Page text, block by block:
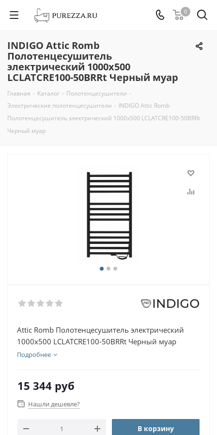
0
INDIGO Attic Romb
Полотенцесушитель
электрический 1000х500
LСLATCRE100-50BRRt Черный муар
Главная - Каталог - Полотенцесушители -
Электрические полотенцесушители - INDIGO Attic Romb
Полотенцесушитель электрический 1000х500 LСLATCRE100-50BRRt
Черный муар
Attic Romb Полотенцесушитель электрический
1000х500 LСLATCRE100-50BRRt Черный муар
Подробнее
15 344 руб
Нашли дешевле?
В корзину